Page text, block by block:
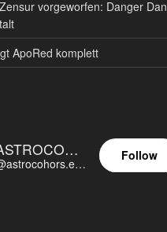
vorgeworfen: Danger Dan
ApoRed komplett
ASTROCOHORS EUNOIA ULTIMA
@astrocohors.eu@astrocohors.eu
Follow